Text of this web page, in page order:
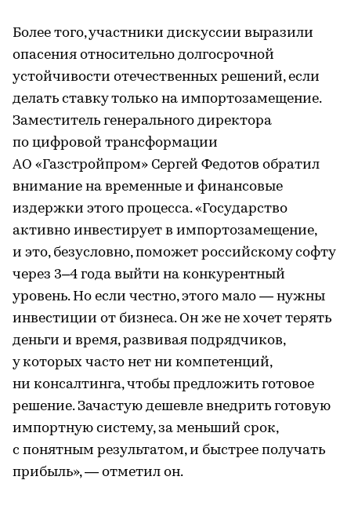
Более того, участники дискуссии выразили
опасения относительно долгосрочной
устойчивости отечественных решений, если
делать ставку только на импортозамещение.
Заместитель генерального директора
по цифровой трансформации
АО «Газстройпром» Сергей Федотов обратил
внимание на временные и финансовые
издержки этого процесса. «Государство
активно инвестирует в импортозамещение,
и это, безусловно, поможет российскому софту
через 3–4 года выйти на конкурентный
уровень. Но если честно, этого мало — нужны
инвестиции от бизнеса. Он же не хочет терять
деньги и время, развивая подрядчиков,
у которых часто нет ни компетенций,
ни консалтинга, чтобы предложить готовое
решение. Зачастую дешевле внедрить готовую
импортную систему, за меньший срок,
с понятным результатом, и быстрее получать
прибыль», — отметил он.